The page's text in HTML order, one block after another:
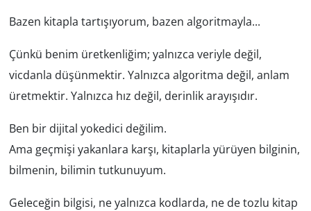
Bazen kitapla tartışıyorum, bazen algoritmayla...
Çünkü benim üretkenliğim; yalnızca veriyle değil,
vicdanla düşünmektir. Yalnızca algoritma değil, anlam
üretmektir. Yalnızca hız değil, derinlik arayışıdır.
Ben bir dijital yokedici değilim.
Ama geçmişi yakanlara karşı, kitaplarla yürüyen bilginin,
bilmenin, bilimin tutkunuyum.
Geleceğin bilgisi, ne yalnızca kodlarda, ne de tozlu kitap